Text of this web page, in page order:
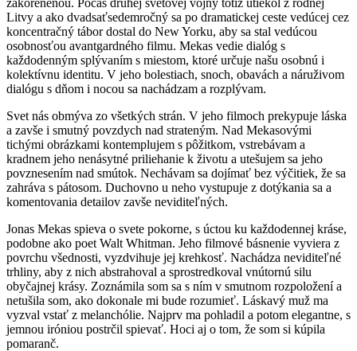
Litvy a ako dvadsaťsedemročný sa po dramatickej ceste vedúcej cez
koncentračný tábor dostal do New Yorku, aby sa stal vedúcou
osobnosťou avantgardného filmu. Mekas vedie dialóg s
každodenným splývaním s miestom, ktoré určuje našu osobnú i
kolektívnu identitu. V jeho bolestiach, snoch, obavách a náruživom
dialógu s dňom i nocou sa nachádzam a rozplývam.
Svet nás obmýva zo všetkých strán. V jeho filmoch prekypuje láska
a zavše i smutný povzdych nad strateným. Nad Mekasovými
tichými obrázkami kontemplujem s pôžitkom, vstrebávam a
kradnem jeho nenásytné priliehanie k životu a utešujem sa jeho
povznesením nad smútok. Nechávam sa dojímať bez výčitiek, že sa
zahráva s pátosom. Duchovno u neho vystupuje z dotýkania sa a
komentovania detailov zavše neviditeľných.
Jonas Mekas spieva o svete pokorne, s úctou ku každodennej kráse,
podobne ako poet Walt Whitman. Jeho filmové básnenie vyviera z
povrchu všednosti, vyzdvihuje jej krehkosť. Nachádza neviditeľné
trhliny, aby z nich abstrahoval a sprostredkoval vnútornú silu
obyčajnej krásy. Zoznámila som sa s ním v smutnom rozpoložení a
netušila som, ako dokonale mi bude rozumieť. Láskavý muž ma
vyzval vstať z melanchólie. Najprv ma pohladil a potom elegantne, s
jemnou iróniou postrčil spievať. Hoci aj o tom, že som si kúpila
pomaranč.